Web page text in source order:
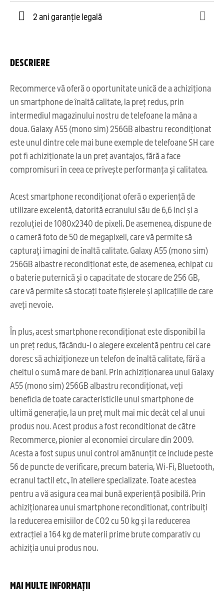
2 ani garanție legală
DESCRIERE
Recommerce vă oferă o oportunitate unică de a achiziționa
un smartphone de înaltă calitate, la preț redus, prin
intermediul magazinului nostru de telefoane la mâna a
doua. Galaxy A55 (mono sim) 256GB albastru recondiționat
este unul dintre cele mai bune exemple de telefoane SH care
pot fi achiziționate la un preț avantajos, fără a face
compromisuri în ceea ce privește performanța și calitatea.
Acest smartphone recondiționat oferă o experiență de
utilizare excelentă, datorită ecranului său de 6,6 inci și a
rezoluției de 1080x2340 de pixeli. De asemenea, dispune de
o cameră foto de 50 de megapixeli, care vă permite să
capturați imagini de înaltă calitate. Galaxy A55 (mono sim)
256GB albastre recondiționat este, de asemenea, echipat cu
o baterie puternică și o capacitate de stocare de 256 GB,
care vă permite să stocați toate fișierele și aplicațiile de care
aveți nevoie.
În plus, acest smartphone recondiționat este disponibil la
un preț redus, făcându-l o alegere excelentă pentru cei care
doresc să achiziționeze un telefon de înaltă calitate, fără a
cheltui o sumă mare de bani. Prin achiziționarea unui Galaxy
A55 (mono sim) 256GB albastru recondiționat, veți
beneficia de toate caracteristicile unui smartphone de
ultimă generație, la un preț mult mai mic decât cel al unui
produs nou. Acest produs a fost reconditionat de către
Recommerce, pionier al economiei circulare din 2009.
Acesta a fost supus unui control amănunțit ce include peste
56 de puncte de verificare, precum bateria, Wi-Fi, Bluetooth,
ecranul tactil etc., în ateliere specializate. Toate acestea
pentru a vă asigura cea mai bună experiență posibilă. Prin
achiziționarea unui smartphone reconditionat, contribuiți
la reducerea emisiilor de CO2 cu 50 kg și la reducerea
extracției a 164 kg de materii prime brute comparativ cu
achiziția unui produs nou.
MAI MULTE INFORMAȚII